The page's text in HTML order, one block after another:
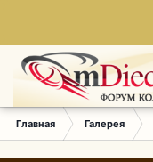
Главная Галерея